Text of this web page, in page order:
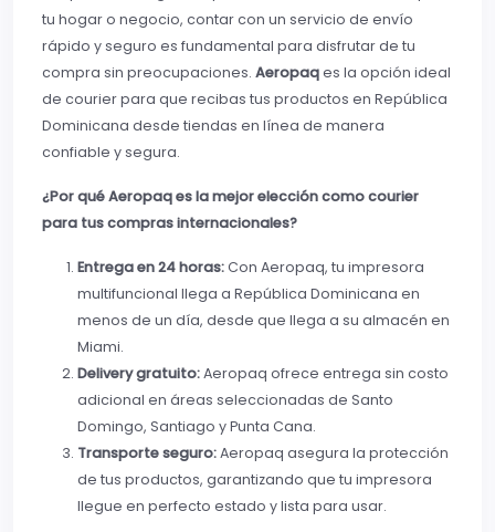
tu hogar o negocio, contar con un servicio de envío
rápido y seguro es fundamental para disfrutar de tu
compra sin preocupaciones. Aeropaqes la opción ideal
de courier para que recibas tus productos en República
Dominicana desde tiendas en línea de manera
confiable y segura.
¿Por qué Aeropaq es la mejor elección como courier
para tus compras internacionales?
Entrega en 24 horas:Con Aeropaq, tu impresora
multifuncional llega a República Dominicana en
menos de un día, desde que llega a su almacén en
Miami.
Delivery gratuito:Aeropaq ofrece entrega sin costo
adicional en áreas seleccionadas de Santo
Domingo, Santiago y Punta Cana.
Transporte seguro:Aeropaq asegura la protección
de tus productos, garantizando que tu impresora
llegue en perfecto estado y lista para usar.